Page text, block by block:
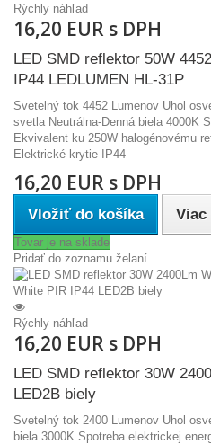
Rýchly náhľad
16,20 EUR s DPH
LED SMD reflektor 50W
IP44 LEDLUMEN HL-31P
Svetelný tok 4452 Lumenov Uhol
svetla Neutrálna-Denná biela 4000K
Ekvivalent ku 250W halogénovému
Elektrické krytie IP44
16,20 EUR s DPH
Vložiť do košíka Viac
Tovar je na sklade
Pridať do zoznamu želaní
Rýchly náhľad
16,20 EUR s DPH
LED SMD reflektor 30W
LED2B biely
Svetelný tok 2400 Lumenov Uhol
biela 3000K Spotreba elektrickej